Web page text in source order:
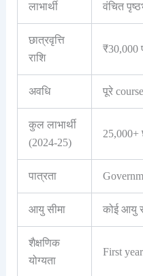
लाभार्थी वंचित
छात्रवृत्ति
राशि
₹30,000
अवधि पूरे
कुल लाभार्थी
(2024-25)
25,000+
पात्रता
आयु सीमा कोई आयु
शैक्षणिक
योग्यता
First